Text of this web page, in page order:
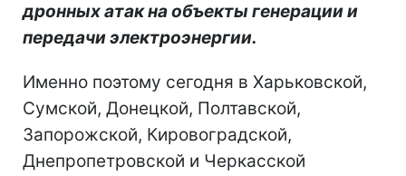
дронных атак на объекты генерации и
передачи электроэнергии.
Именно поэтому сегодня в Харьковской,
Сумской, Донецкой, Полтавской,
Запорожской, Кировоградской,
Днепропетровской и Черкасской